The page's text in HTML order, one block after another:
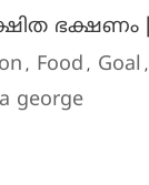
ഭക്ഷണം
, Food , Goal ,
george